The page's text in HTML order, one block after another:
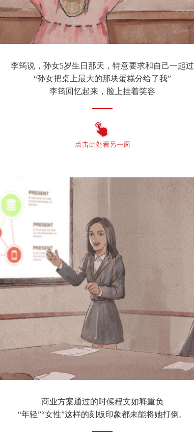
李筠说，孙女5岁生日那天，特意要求和自己一起过
“孙女把桌上最大的那块蛋糕分给了我”
李筠回忆起来，脸上挂着笑容
患有I型糖尿病的李筠，最终没能吃下那块蛋糕
由于生日当天过于高兴
商业方案通过的时候程文如释重负
“年轻”“女性”这样的刻板印象都未能将她打倒。